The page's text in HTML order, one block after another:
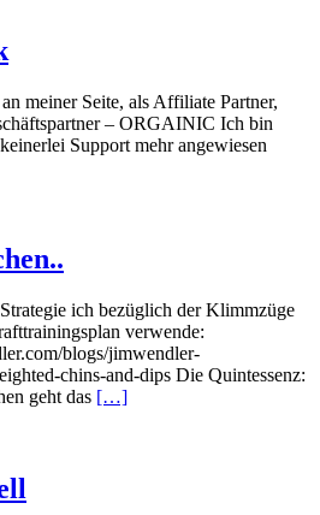
meiner Seite, als Affiliate Partner,
– ORGAINIC Ich bin
Support mehr angewiesen
ich bezüglich der Klimmzüge
verwende:
blogs/jimwendler-
chins-and-dips Die Quintessenz:
geht das […]